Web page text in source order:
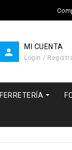

MI CUENTA
Login /
FERRETERÍA 